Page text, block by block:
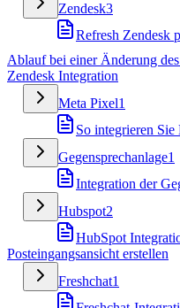
Zendesk3
Refresh Zendesk
Ablauf bei einer Änderung
Zendesk Integration
Meta Pixel1
So integrieren
Gegensprechanlage1
Integration der
Hubspot2
HubSpot
Posteingangsansicht erstellen
Freshchat1